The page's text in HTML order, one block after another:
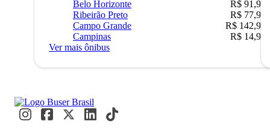
Belo Horizonte
R$ 91,90
Ribeirão Preto
R$ 77,90
Campo Grande
R$ 142,90
Campinas
R$ 14,90
Ver mais ônibus